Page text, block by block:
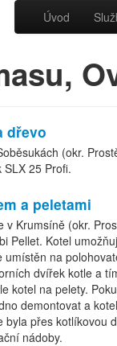
Úvod
dřevo
(okr.
25 Profi.
a peletami
v Krumsíně (okr.
Pellet. Kotel
umístěn na
dvířek kotle a
kotel na pelety.
demontovat a
byla přes kotlíkovou
nádoby.